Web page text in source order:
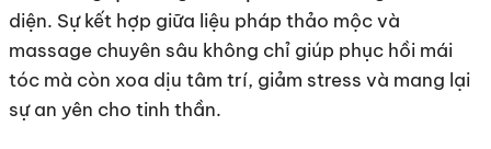
diện. Sự kết hợp giữa liệu pháp thảo mộc và
massage chuyên sâu không chỉ giúp phục hồi mái
tóc mà còn xoa dịu tâm trí, giảm stress và mang lại
sự an yên cho tinh thần.